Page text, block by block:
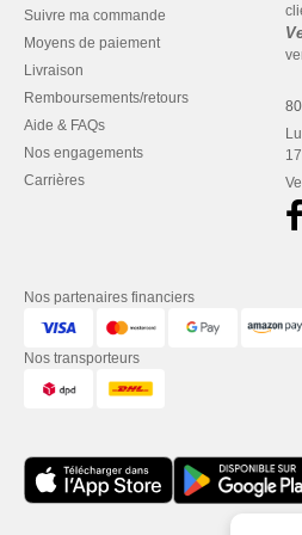
Suivre ma commande
Moyens de paiement
Livraison
Remboursements/retours
Aide & FAQs
Nos engagements
Carrières
Nos partenaires financiers
Nos transporteurs